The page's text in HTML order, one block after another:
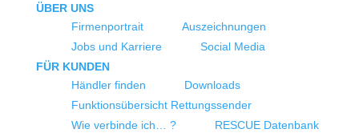
ÜBER UNS
Firmenportrait
Auszeichnungen
Jobs und Karriere
Social Media
FÜR KUNDEN
Händler finden
Downloads
Funktionsübersicht Rettungssender
Wie verbinde ich… ?
RESCUE Datenbank